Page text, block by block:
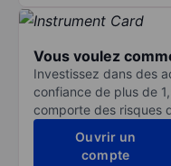
Vous voulez
Investissez dans des
confiance de plus de
comporte des risques
Ouvrir un
compte